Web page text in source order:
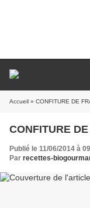
Accueil » CONFITURE DE
CONFITURE
Publié le 11/06/2014 à
Par recettes-